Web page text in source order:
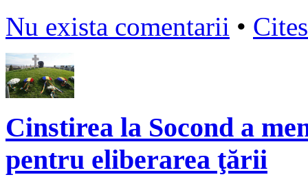
Nu exista comentarii •
Cinstirea la Socond a
pentru eliberarea ţării